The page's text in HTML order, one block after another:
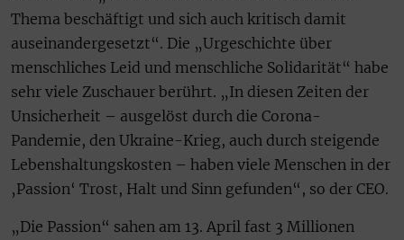
Thema beschäftigt und sich auch kritisch damit
auseinandergesetzt“. Die „Urgeschichte über
menschliches Leid und menschliche Solidarität“ habe
sehr viele Zuschauer berührt. „In diesen Zeiten der
Unsicherheit – ausgelöst durch die Corona-
Pandemie, den Ukraine-Krieg, auch durch steigende
Lebenshaltungskosten – haben viele Menschen in der
‚Passion‘ Trost, Halt und Sinn gefunden“, so der CEO.
„Die Passion“ sahen am 13. April fast 3 Millionen